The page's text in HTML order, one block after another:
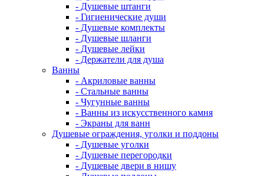
- Душевые штанги
- Гигиенические души
- Душевые комплекты
- Душевые шланги
- Душевые лейки
- Держатели для душа
Ванны
- Акриловые ванны
- Стальные ванны
- Чугунные ванны
- Ванны из искусственного камня
- Экраны для ванн
Душевые ограждения, уголки и поддоны
- Душевые уголки
- Душевые перегородки
- Душевые двери в нишу